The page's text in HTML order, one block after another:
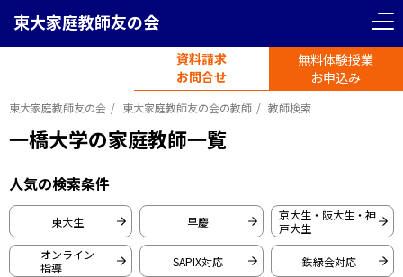
東大家庭教師友の会
資料請求
お問合せ
無料体験授業
お申込み
＜ 戻る
東京大学
早稲田大学
慶應義塾大学
一橋大学
東大家庭教師友の会 東大家庭教師友の会の教師 教師検索
一橋大学の家庭教師一覧
人気の検索条件
東大生 早慶
京大生・阪大生・神
戸大生
オンライン
指導
SAPIX対応 鉄緑会対応
＜ 戻る リセット
東京都 神奈川県
埼玉県
関西圏エリア